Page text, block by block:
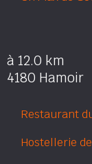
à 12.0 km
4180 Hamoir
Restaurant
Hostellerie